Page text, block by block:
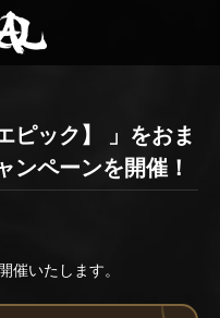
ピック】 」をおま
ンペーンを開催！
催いたします。